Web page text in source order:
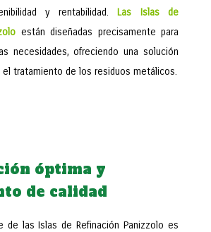
y rentabilidad. Las Islas de
están diseñadas precisamente para
necesidades, ofreciendo una solución
el tratamiento de los residuos metálicos.
óptima y
de calidad
de las Islas de Refinación Panizzolo es